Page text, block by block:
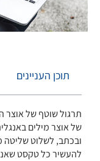
תוכן העניינים
תרגול שוטף של אוצר
של אוצר מילים
ובכתב, לשלוט שליטה
להעשיר כל טקסט